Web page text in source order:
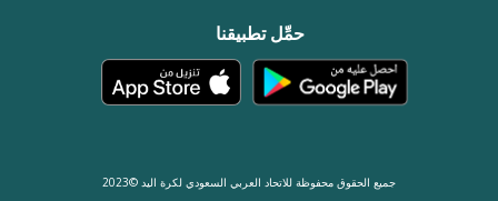
حمِّل تطبيقنا
جميع الحقوق محفوظة للاتحاد العربي السعودي لكرة اليد ©2023